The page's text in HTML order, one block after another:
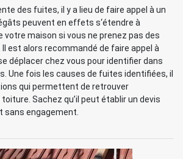
des fuites, il y a lieu de faire appel à un
peuvent en effets s‘étendre à
votre maison si vous ne prenez pas des
est alors recommandé de faire appel à
déplacer chez vous pour identifier dans
Une fois les causes de fuites identifiées, il
qui permettent de retrouver
Sachez qu’il peut établir un devis
engagement.